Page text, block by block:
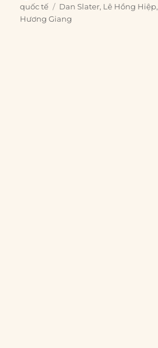
on
quốc tế
Tags
Dan Slater, Lê Hồng Hiệp,
Hương Giang